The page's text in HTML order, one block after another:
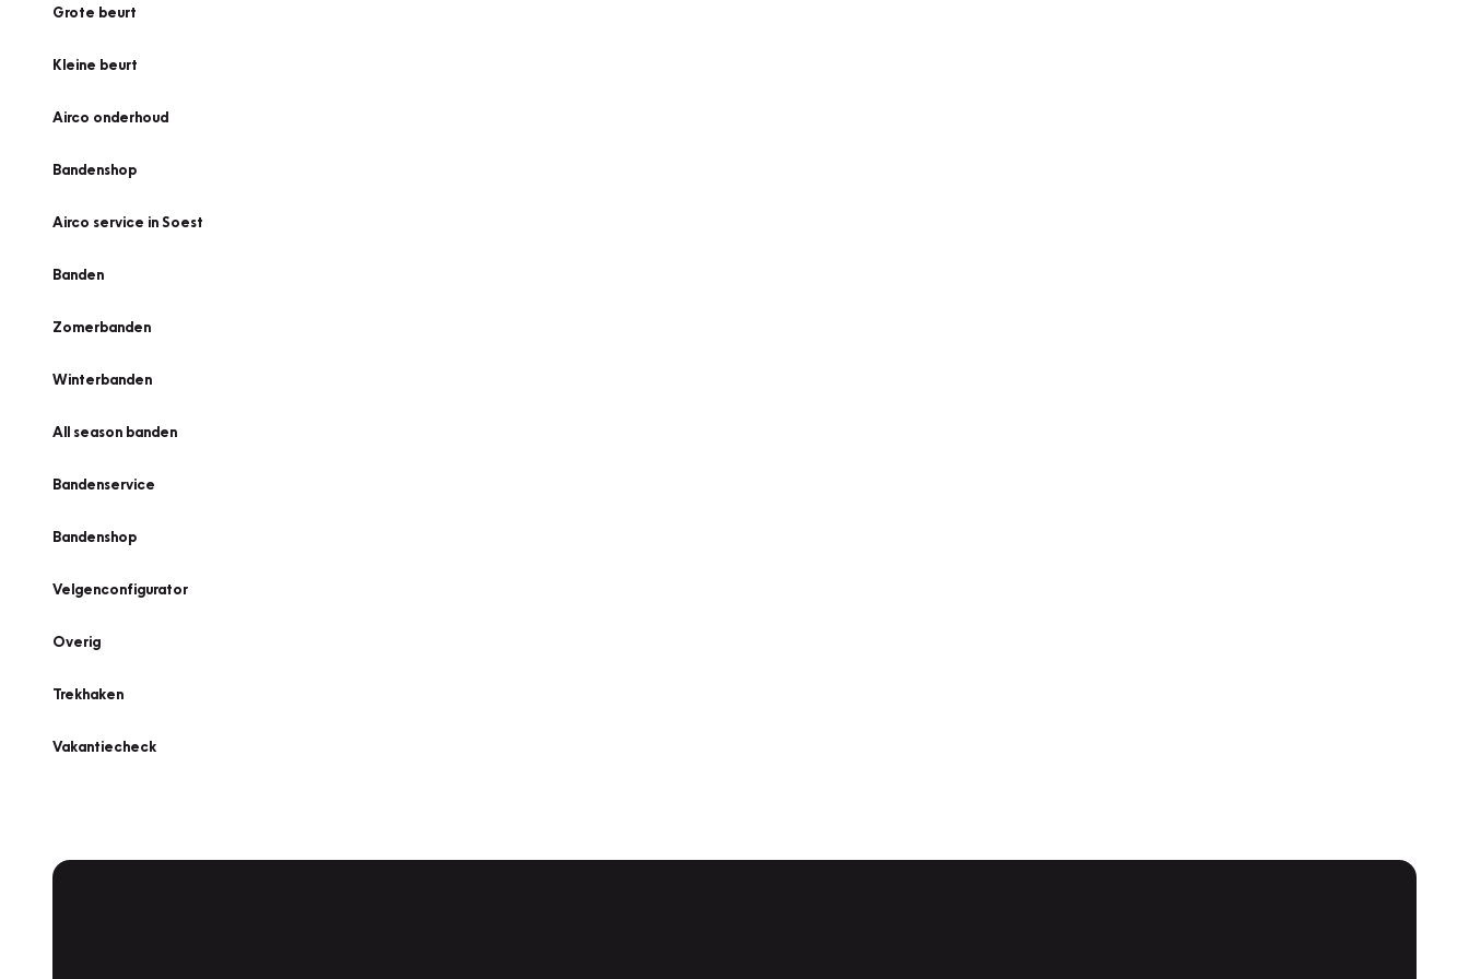
Grote beurt
Kleine beurt
Airco onderhoud
Bandenshop
Airco service in Soest
Banden
Zomerbanden
Winterbanden
All season banden
Bandenservice
Bandenshop
Velgenconfigurator
Overig
Trekhaken
Vakantiecheck